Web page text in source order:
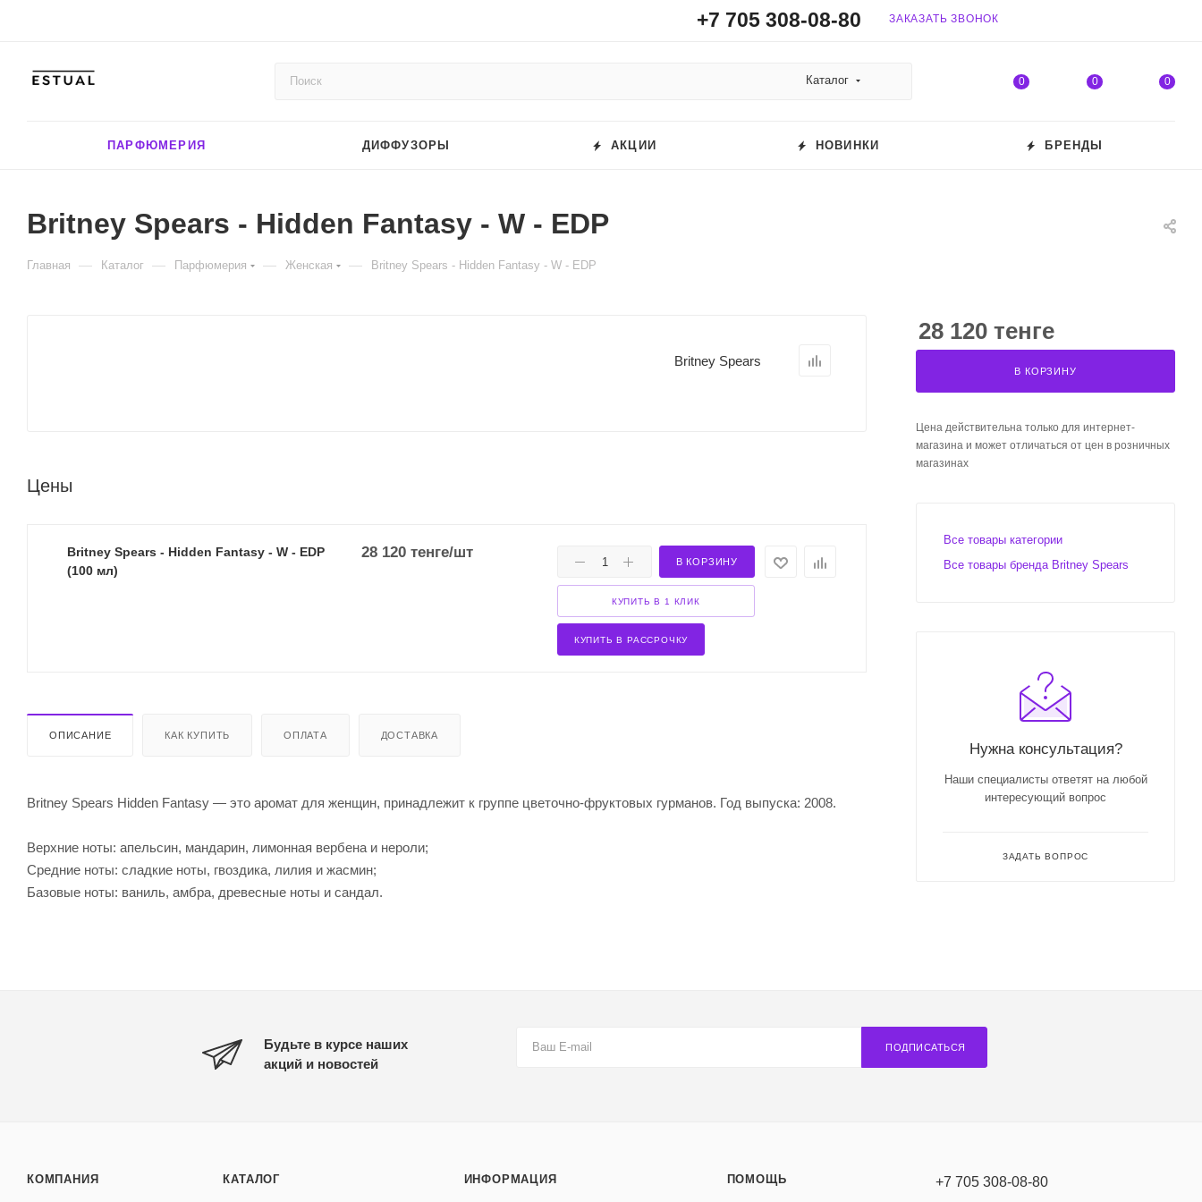
+7 705 308-08-80 ЗАКАЗАТЬ ЗВОНОК
Каталог 0 0 0
ПАРФЮМЕРИЯ ДИФФУЗОРЫ АКЦИИ НОВИНКИ БРЕНДЫ
Britney Spears - Hidden Fantasy - W - EDP
Главная — Каталог — Парфюмерия — Женская — Britney Spears - Hidden Fantasy - W - EDP
Britney Spears
Цены
Britney Spears - Hidden Fantasy - W - EDP
(100 мл)
28 120тенге/шт
В КОРЗИНУ
КУПИТЬ В 1 КЛИК
КУПИТЬ В РАССРОЧКУ
ОПИСАНИЕ КАК КУПИТЬ ОПЛАТА ДОСТАВКА
Britney Spears Hidden Fantasy — это аромат для женщин, принадлежит к группе цветочно-фруктовых гурманов. Год выпуска: 2008.
Верхние ноты: апельсин, мандарин, лимонная вербена и нероли;
Средние ноты: сладкие ноты, гвоздика, лилия и жасмин;
Базовые ноты: ваниль, амбра, древесные ноты и сандал.
28 120 тенге
В КОРЗИНУ
Цена действительна только для интернет-
магазина и может отличаться от цен в розничных
магазинах
Все товары категории
Все товары бренда Britney Spears
Нужна консультация?
Наши специалисты ответят на любой
интересующий вопрос
ЗАДАТЬ ВОПРОС
Будьте в курсе наших
акций и новостей
ПОДПИСАТЬСЯ
КОМПАНИЯ КАТАЛОГ ИНФОРМАЦИЯ ПОМОЩЬ +7 705 308-08-80